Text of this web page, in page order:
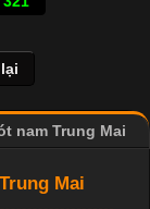
nhiệt đang
này được ứng
nam Trung Mai
Mai